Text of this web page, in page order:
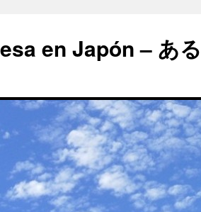
en Japón – あ